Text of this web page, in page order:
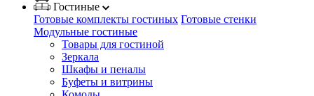
Гостиные
Готовые комплекты гостиных Готовые стенки
Модульные гостиные
Товары для гостиной
Зеркала
Шкафы и пеналы
Буфеты и витрины